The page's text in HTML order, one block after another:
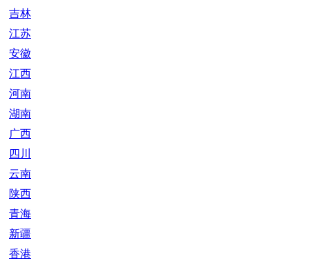
吉林
江苏
安徽
江西
河南
湖南
广西
四川
云南
陕西
青海
新疆
香港